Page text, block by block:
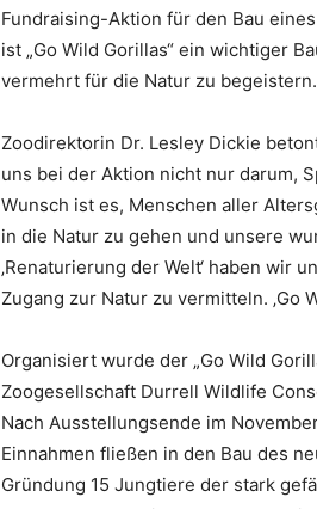
Fundraising-Aktion für den Bau
ist „Go Wild Gorillas“ ein wichtiger
vermehrt für die Natur zu begeistern.
Zoodirektorin Dr. Lesley Dickie
uns bei der Aktion nicht nur darum,
Wunsch ist es, Menschen aller
in die Natur zu gehen und unsere
‚Renaturierung der Welt‘ haben wir
Zugang zur Natur zu vermitteln. ‚Go
Organisiert wurde der „Go Wild
Zoogesellschaft Durrell Wildlife
Nach Ausstellungsende im
Einnahmen fließen in den Bau des
Gründung 15 Jungtiere der stark